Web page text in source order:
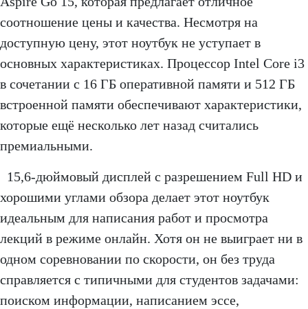
соотношение цены и качества. Несмотря на
доступную цену, этот ноутбук не уступает в
основных характеристиках. Процессор Intel Core i3
в сочетании с 16 ГБ оперативной памяти и 512 ГБ
встроенной памяти обеспечивают характеристики,
которые ещё несколько лет назад считались
премиальными.
15,6-дюймовый дисплей с разрешением Full HD и
хорошими углами обзора делает этот ноутбук
идеальным для написания работ и просмотра
лекций в режиме онлайн. Хотя он не выиграет ни в
одном соревновании по скорости, он без труда
справляется с типичными для студентов задачами:
поиском информации, написанием эссе,